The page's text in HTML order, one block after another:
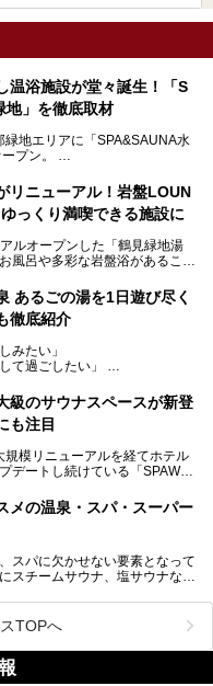
温浴施設が堂々誕生！「S
地」を徹底取材
地エリアに「SPA&SAUNA水
プン。
経て誕生した本施設は、温泉・
ス・ラウンジ・レストランなど
”のイメージをさらに進化させ
参加し、館内のこだわりポイン
や160cmの深水風呂、没入感の
の台数を誇る最新AIフィットネ
の館内を詳しくご紹介します。
リニューアル！岩盤LOUN
っくり満喫できる施設に
ルオープンした「鶴見緑地湯
風呂や多彩な岩盤浴があること
してパワーアップしています。
たに登場した瞑想サウナをはじ
常の疲れを癒やしたい方はもち
たい方にもぴったりの内容とな
アル後の注目ポイントを詳しく
緑地湯元水春」に訪れる方や、
あるごの湯を1日遊び尽く
徹底紹介
みたい」
て過ごしたい」
ごの湯」です。
にある日帰り温浴施設で、阪急
心に、発汗・リラックス・漫画
滞在型の施設なので、一日中ゆ
スも毎日行われており、“とと
るのもポイントです。
場もあり、友人同士やカップル
すのにもぴったり。
り堪能してきたので、その全容
級のサウナスペースが新登
も注目
模リニューアルを経てホテル
デートし続けている「SPAWO
11月15日（土）に、新たな浴
規模サウナを携えてリニュー
・6Fそれぞれにリニューアル
確認すべく、リニューアルプレ
ました！今回はそのリニューア
メの温泉・スパ・スーパー
スパに欠かせない要素となって
スチームサウナ、塩サウナな
ゆくまで楽しむためのサービス
れます。
った、大阪府内のオススメ温
たいと思います！
TOPへ